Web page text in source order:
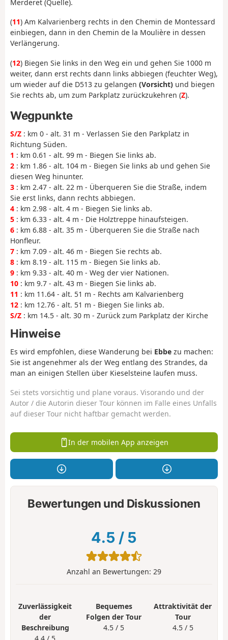
Merderet (Quelle).
(11) Am Kalvarienberg rechts in den Chemin de Montessard
einbiegen, dann in den Chemin de la Moulière in dessen
Verlängerung.
(12) Biegen Sie links in den Weg ein und gehen Sie 1000 m
weiter, dann erst rechts dann links abbiegen (feuchter Weg),
um wieder auf die D513 zu gelangen (Vorsicht) und biegen
Sie rechts ab, um zum Parkplatz zurückzukehren (Z).
Wegpunkte
S/Z : km 0 - alt. 31 m - Verlassen Sie den Parkplatz in
Richtung Süden.
1 : km 0.61 - alt. 99 m - Biegen Sie links ab.
2 : km 1.86 - alt. 104 m - Biegen Sie links ab und gehen Sie
diesen Weg hinunter.
3 : km 2.47 - alt. 22 m - Überqueren Sie die Straße, indem
Sie erst links, dann rechts abbiegen.
4 : km 2.98 - alt. 4 m - Biegen Sie links ab.
5 : km 6.33 - alt. 4 m - Die Holztreppe hinaufsteigen.
6 : km 6.88 - alt. 35 m - Überqueren Sie die Straße nach
Honfleur.
7 : km 7.09 - alt. 46 m - Biegen Sie rechts ab.
8 : km 8.19 - alt. 115 m - Biegen Sie links ab.
9 : km 9.33 - alt. 40 m - Weg der vier Nationen.
10 : km 9.7 - alt. 43 m - Biegen Sie links ab.
11 : km 11.64 - alt. 51 m - Rechts am Kalvarienberg
12 : km 12.76 - alt. 51 m - Biegen Sie links ab.
S/Z : km 14.5 - alt. 30 m - Zurück zum Parkplatz der Kirche
Hinweise
Es wird empfohlen, diese Wanderung bei Ebbe zu machen:
Sie ist angenehmer als der Weg entlang des Strandes, da
man an einigen Stellen über Kieselsteine laufen muss.
Sei stets vorsichtig und plane voraus. Visorando und der
Autor / die Autorin dieser Tour können im Falle eines Unfalls
auf dieser Tour nicht haftbar gemacht werden.
In der mobilen App anzeigen
Bewertungen und Diskussionen
4.5 / 5
Anzahl an Bewertungen: 29
Zuverlässigkeit
der
Beschreibung
4.4 / 5
Bequemes
Folgen der Tour
4.5 / 5
Attraktivität der
Tour
4.5 / 5